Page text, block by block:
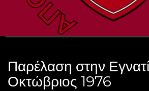
Παρέλαση στην
Οκτώβριος 1976